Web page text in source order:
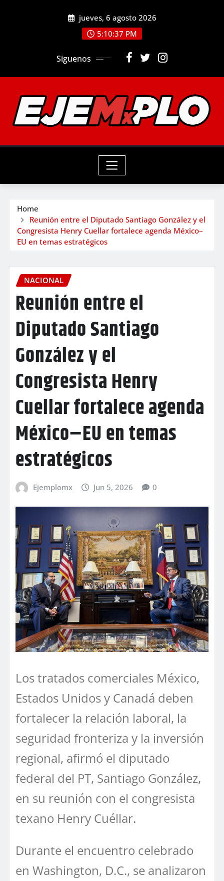
jueves, 6 agosto 2026
5:10:39 PM
Siguenos
Home
Reunión entre el Diputado Santiago González y el
Congresista Henry Cuellar fortalece agenda México–
EU en temas estratégicos
NACIONAL
Reunión entre el
Diputado Santiago
González y el
Congresista Henry
Cuellar fortalece agenda
México–EU en temas
estratégicos
Ejemplomx Jun 5, 2026 0
Los tratados comerciales México,
Estados Unidos y Canadá deben
fortalecer la relación laboral, la
seguridad fronteriza y la inversión
regional, afirmó el diputado
federal del PT, Santiago González,
en su reunión con el congresista
texano Henry Cuéllar.
Durante el encuentro celebrado
en Washington, D.C., se analizaron